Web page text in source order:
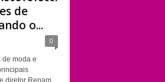
de
o...
0
de moda e
diretor Renam